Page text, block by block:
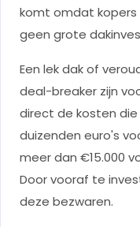
komt omdat
geen grote
Een lek dak of
deal-breaker zijn
direct de kosten
duizenden euro's
meer dan €15.000
Door vooraf te
deze bezwaren.